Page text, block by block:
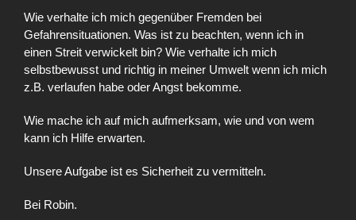
Wie verhalte ich mich gegenüber Fremden bei
Gefahrensituationen. Was ist zu beachten, wenn ich in
einen Streit verwickelt bin? Wie verhalte ich mich
selbstbewusst und richtig in meiner Umwelt wenn ich mich
z.B. verlaufen habe oder Angst bekomme.
Wie mache ich auf mich aufmerksam, wie und von wem
kann ich Hilfe erwarten.
Unsere Aufgabe ist es Sicherheit zu vermitteln.
Bei Robin.